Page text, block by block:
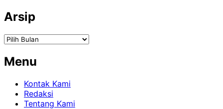
Arsip
Arsip
Menu
Kontak Kami
Redaksi
Tentang Kami